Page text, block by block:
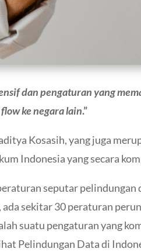
dan pengaturan yang
ke negara lain.”
Kosasih, yang juga
Indonesia yang secara
seputar
sekitar 30 peraturan
suatu pengaturan yang
Pelindungan Data di